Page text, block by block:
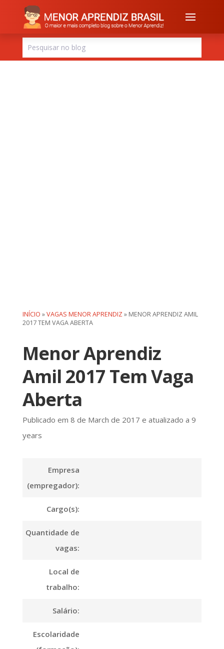
INÍCIO »VAGAS MENOR APRENDIZ» MENOR APRENDIZ AMIL
2017 TEM VAGA ABERTA
Menor Aprendiz
Amil 2017 Tem Vaga
Aberta
Publicado em 8 de March de 2017 e atualizado a 9
years
Empresa
(empregador):
Cargo(s):
Quantidade de
vagas:
Local de
trabalho:
Salário:
Escolaridade